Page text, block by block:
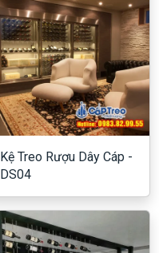
Kệ Treo Rượu Dây Cáp -
DS04